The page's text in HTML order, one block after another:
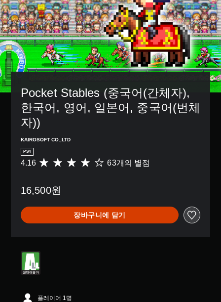
Pocket Stables (중국어(간체자),
한국어, 영어, 일본어, 중국어(번체
자))
KAIROSOFT CO.,LTD
PS4
총
별
으
로
부
개
별
중
4.16 63개의 별점
16,500원
장바구니에 담기
플레이어 1명